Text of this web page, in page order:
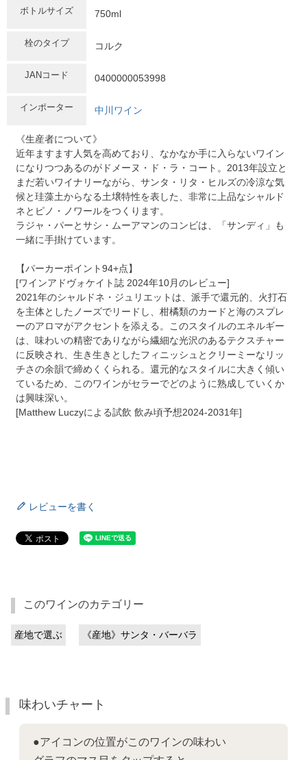
ボトルサイズ 750ml
栓のタイプ コルク
JANコード 0400000053998
インポーター 中川ワイン
《生産者について》
近年ますます人気を高めており、なかなか手に入らないワイン
になりつつあるのがドメーヌ・ド・ラ・コート。2013年設立と
まだ若いワイナリーながら、サンタ・リタ・ヒルズの冷涼な気
候と珪藻土からなる土壌特性を表した、非常に上品なシャルド
ネとピノ・ノワールをつくります。
ラジャ・パーとサシ・ムーアマンのコンビは、「サンディ」も
一緒に手掛けています。
【パーカーポイント94+点】
[ワインアドヴォケイト誌 2024年10月のレビュー]
2021年のシャルドネ・ジュリエットは、派手で還元的、火打石
を主体としたノーズでリードし、柑橘類のカードと海のスプレ
ーのアロマがアクセントを添える。このスタイルのエネルギー
は、味わいの精密でありながら繊細な光沢のあるテクスチャー
に反映され、生き生きとしたフィニッシュとクリーミーなリッ
チさの余韻で締めくくられる。還元的なスタイルに大きく傾い
ているため、このワインがセラーでどのように熟成していくか
は興味深い。
[Matthew Luczyによる試飲 飲み頃予想2024-2031年]
レビューを書く
このワインのカテゴリー
産地で選ぶ 《産地》サンタ・バーバラ
味わいチャート
●アイコンの位置がこのワインの味わい